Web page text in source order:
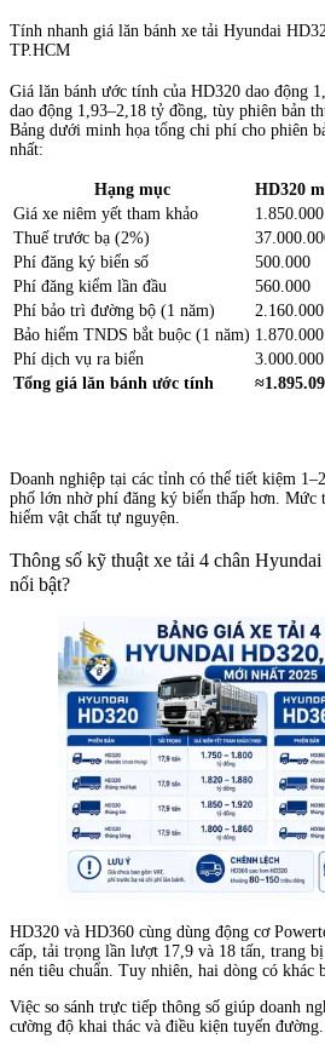
Tính nhanh giá lăn bánh xe tải Hyundai
TP.HCM
Giá lăn bánh ước tính của HD320 dao động
dao động 1,93–2,18 tỷ đồng, tùy phiên bản
Bảng dưới minh họa tổng chi phí cho phiên
nhất:
Hạng mục HD320
Giá xe niêm yết tham khảo
Thuế trước bạ (2%)
Phí đăng ký biển số
500.000
Phí đăng kiểm lần đầu
560.000
Phí bảo trì đường bộ (1 năm)
2.160.000
Bảo hiểm TNDS bắt buộc (1 năm) 1.870.000
Phí dịch vụ ra biển
3.000.000
Tổng giá lăn bánh ước tính
Doanh nghiệp tại các tỉnh có thể tiết kiệm
phố lớn nhờ phí đăng ký biển thấp hơn. Mức
hiểm vật chất tự nguyện.
Thông số kỹ thuật xe tải 4 chân
nổi bật?
HD320 và HD360 cùng dùng động cơ
cấp, tải trọng lần lượt 17,9 và 18 tấn, trang
nén tiêu chuẩn. Tuy nhiên, hai dòng có khác
Việc so sánh trực tiếp thông số giúp doanh
cường độ khai thác và điều kiện tuyến đường.